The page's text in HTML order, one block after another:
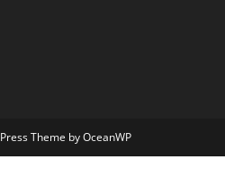
Theme by OceanWP